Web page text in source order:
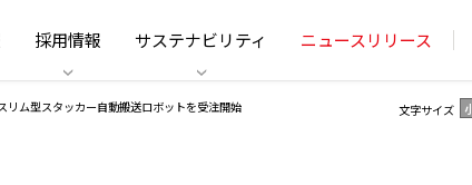
採用情報 サステナビリティ ニュースリリース
文字サイズ
リム型スタッカー自動搬送ロボットを受注開始